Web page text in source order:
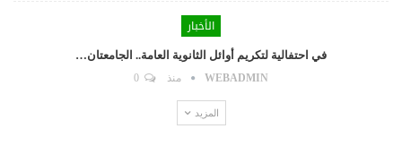
الأخبار
في احتفالية لتكريم أوائل الثانوية العامة.. الجامعتان…
WEBADMIN منذ
المزيد